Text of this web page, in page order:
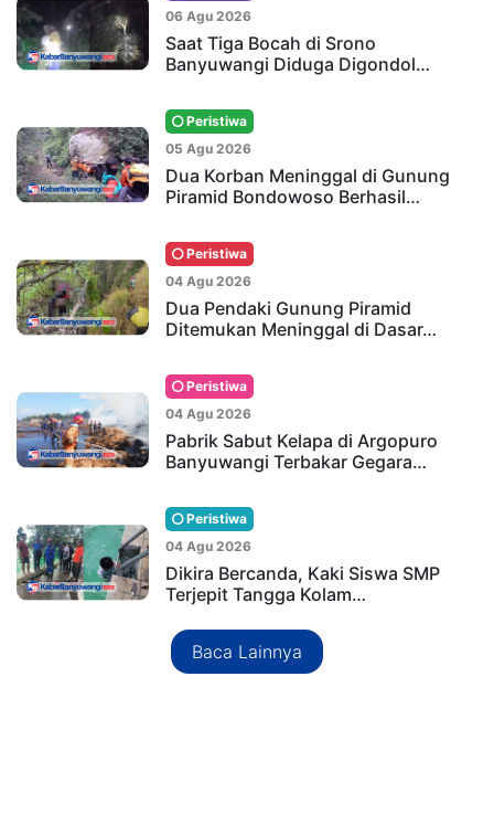
06 Agu 2026
Saat Tiga Bocah di Srono
Banyuwangi Diduga Digondol…
Peristiwa
05 Agu 2026
Dua Korban Meninggal di Gunung
Piramid Bondowoso Berhasil…
Peristiwa
04 Agu 2026
Dua Pendaki Gunung Piramid
Ditemukan Meninggal di Dasar…
Peristiwa
04 Agu 2026
Pabrik Sabut Kelapa di Argopuro
Banyuwangi Terbakar Gegara…
Peristiwa
04 Agu 2026
Dikira Bercanda, Kaki Siswa SMP
Terjepit Tangga Kolam…
Baca Lainnya